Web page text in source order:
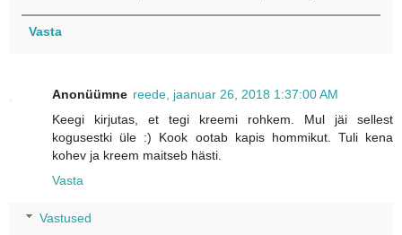
Vasta
Anonüümne reede, jaanuar 26, 2018 1:37:00 AM
Keegi kirjutas, et tegi kreemi rohkem. Mul jäi sellest
kogusestki üle :) Kook ootab kapis hommikut. Tuli kena
kohev ja kreem maitseb hästi.
Vasta
Vastused